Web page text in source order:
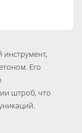
Его
штроб, что